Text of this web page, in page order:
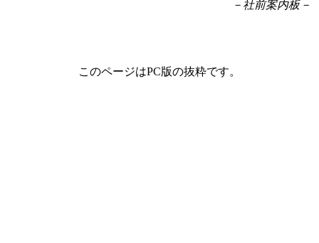
－社前案内板－
このページはPC版の抜粋です。